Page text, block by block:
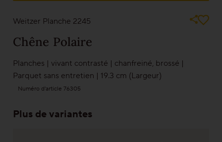
Parquet pour rénovation
Couleurs
En savoir plus sur les couleurs
les fentes mastiquées, Aubier, Veinure naturelle
Les images ne peuvent jamais représenter la réalité. Jouez la sécurité et
jetez un œil à un échantillon de l’un de nos partenaires
Weitzer Planche 2245
Chêne Polaire
Planches | vivant contrasté | chanfreiné, brossé |
Parquet sans entretien | 19.3 cm (Largeur)
Numéro d'article 76305
Plus de variantes